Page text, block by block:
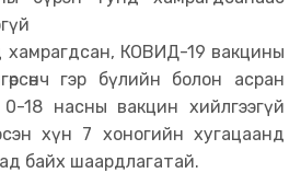
хамрагдсан, КОВИД-19 вакцины
гэр бүлийн болон асран
18 насны вакцин хийлгээгүй
хүн 7 хоногийн хугацаанд
байх шаардлагатай.